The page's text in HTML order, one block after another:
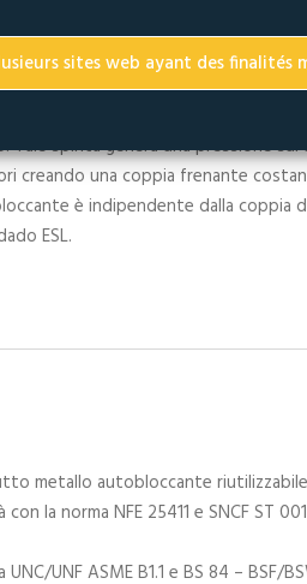
sites web ayant des finalités
specifico permettendo di
elastoplastica).
torretta superiore del dado ESL
spinta genera una pressione sul
creando una coppia frenante
è indipendente dalla coppia
ESL.
metallo autobloccante
la norma NFE 25411 e SNCF ST
UNF ASME B1.1 e BS 84 – BSF/